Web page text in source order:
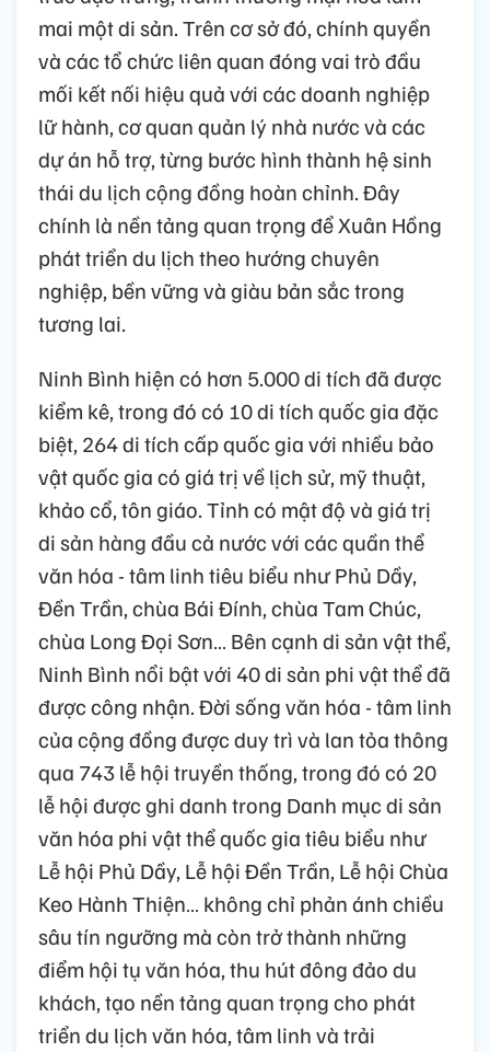
mai một di sản. Trên cơ sở đó, chính quyền
và các tổ chức liên quan đóng vai trò đầu
mối kết nối hiệu quả với các doanh nghiệp
lữ hành, cơ quan quản lý nhà nước và các
dự án hỗ trợ, từng bước hình thành hệ sinh
thái du lịch cộng đồng hoàn chỉnh. Đây
chính là nền tảng quan trọng để Xuân Hồng
phát triển du lịch theo hướng chuyên
nghiệp, bền vững và giàu bản sắc trong
tương lai.
Ninh Bình hiện có hơn 5.000 di tích đã được
kiểm kê, trong đó có 10 di tích quốc gia đặc
biệt, 264 di tích cấp quốc gia với nhiều bảo
vật quốc gia có giá trị về lịch sử, mỹ thuật,
khảo cổ, tôn giáo. Tỉnh có mật độ và giá trị
di sản hàng đầu cả nước với các quần thể
văn hóa - tâm linh tiêu biểu như Phủ Dầy,
Đền Trần, chùa Bái Đính, chùa Tam Chúc,
chùa Long Đọi Sơn… Bên cạnh di sản vật thể,
Ninh Bình nổi bật với 40 di sản phi vật thể đã
được công nhận. Đời sống văn hóa - tâm linh
của cộng đồng được duy trì và lan tỏa thông
qua 743 lễ hội truyền thống, trong đó có 20
lễ hội được ghi danh trong Danh mục di sản
văn hóa phi vật thể quốc gia tiêu biểu như
Lễ hội Phủ Dầy, Lễ hội Đền Trần, Lễ hội Chùa
Keo Hành Thiện… không chỉ phản ánh chiều
sâu tín ngưỡng mà còn trở thành những
điểm hội tụ văn hóa, thu hút đông đảo du
khách, tạo nền tảng quan trọng cho phát
triển du lịch văn hóa, tâm linh và trải